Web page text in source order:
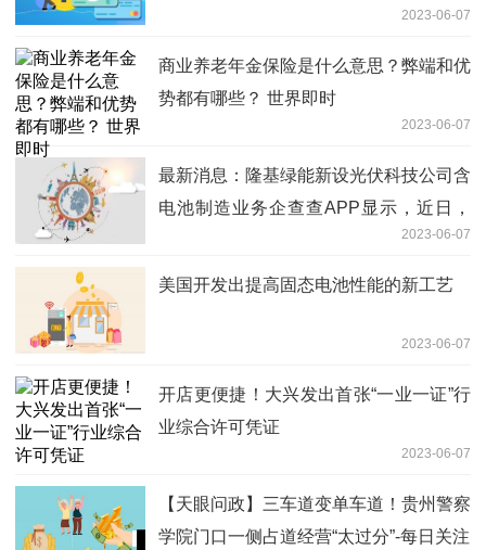
2023-06-07
商业养老年金保险是什么意思？弊端和优
势都有哪些？ 世界即时
2023-06-07
最新消息：隆基绿能新设光伏科技公司含
电池制造业务企查查APP显示，近日，
铜川隆基光伏科技有限公司成立，注册资
本4亿元，经营范围包含
2023-06-07
美国开发出提高固态电池性能的新工艺
2023-06-07
开店更便捷！大兴发出首张“一业一证”行
业综合许可凭证
2023-06-07
【天眼问政】三车道变单车道！贵州警察
学院门口一侧占道经营“太过分”-每日关注